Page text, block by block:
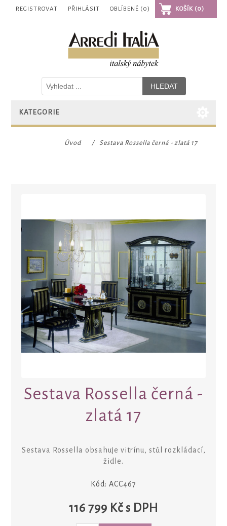
REGISTROVAT PŘIHLÁSIT OBLÍBENÉ (0) KOŠÍK (0)
KATEGORIE
Úvod / Sestava Rossella černá - zlatá 17
Sestava Rossella černá -
zlatá 17
Sestava Rossella obsahuje vitrínu, stůl rozkládací,
židle.
Kód: ACC467
116 799 Kč s DPH